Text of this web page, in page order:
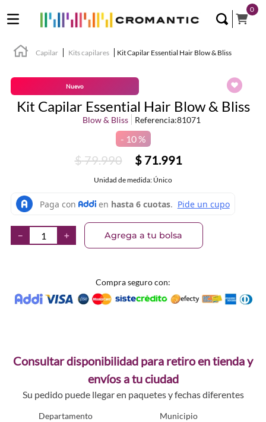
0
Capilar Kits capilares Kit Capilar Essential Hair Blow & Bliss
Nuevo
Kit Capilar Essential Hair Blow & Bliss
Blow & Bliss Referencia:81071
10 %
$79.990 $ 71.991
Unidad de medida: Único
＋
－ Agrega a tu bolsa
Compra seguro con:
Consultar disponibilidad para retiro en tienda y
envíos a tu ciudad
Su pedido puede llegar en paquetes y fechas diferentes
Departamento Municipio